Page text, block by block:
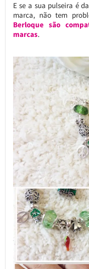
E se a sua pulseira é
marca, não tem
Berloque são
marcas.